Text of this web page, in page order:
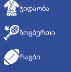
ᲭᲘᲓᲐᲝᲑᲐ
ᲩᲝᲒᲑᲣᲠᲗᲘ
ᲠᲐᲒᲑᲘ